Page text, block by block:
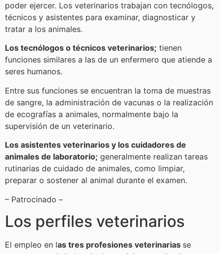
poder ejercer. Los veterinarios trabajan con tecnólogos,
técnicos y asistentes para examinar, diagnosticar y
tratar a los animales.
Los tecnólogos o técnicos veterinarios; tienen
funciones similares a las de un enfermero que atiende a
seres humanos.
Entre sus funciones se encuentran la toma de muestras
de sangre, la administración de vacunas o la realización
de ecografías a animales, normalmente bajo la
supervisión de un veterinario.
Los asistentes veterinarios y los cuidadores de
animales de laboratorio; generalmente realizan tareas
rutinarias de cuidado de animales, como limpiar,
preparar o sostener al animal durante el examen.
– Patrocinado –
Los perfiles veterinarios
El empleo en las tres profesiones veterinarias se